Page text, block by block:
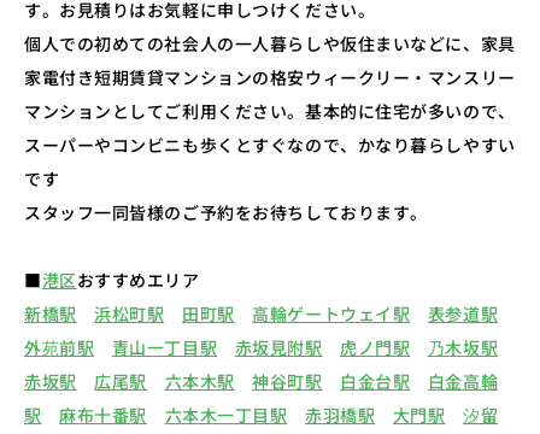
す。お見積りはお気軽に申しつけください。
個人での初めての社会人の一人暮らしや仮住まいなどに、家具
家電付き短期賃貸マンションの格安ウィークリー・マンスリー
マンションとしてご利用ください。基本的に住宅が多いので、
スーパーやコンビニも歩くとすぐなので、かなり暮らしやすい
です
スタッフ一同皆様のご予約をお待ちしております。
■港区おすすめエリア
新橋駅
浜松町駅 田町駅 高輪ゲートウェイ駅
表参道駅
外苑前駅
青山一丁目駅 赤坂見附駅 虎ノ門駅
乃木坂駅
赤坂駅
広尾駅 六本木駅 神谷町駅 白金台駅
白金高輪
駅
麻布十番駅 六本木一丁目駅 赤羽橋駅 大門駅
汐留